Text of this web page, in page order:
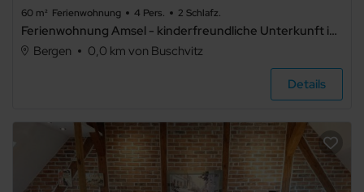
Kachelofen
Fahrstuhl/Aufzug
Barrierefrei
60 m² Ferienwohnung 4 Pers. 2 Schlafz.
Ferienwohnung Amsel - kinderfreundliche Unterkunft in zentraler Lage
Bergen
0,0 km von Buschvitz
Details